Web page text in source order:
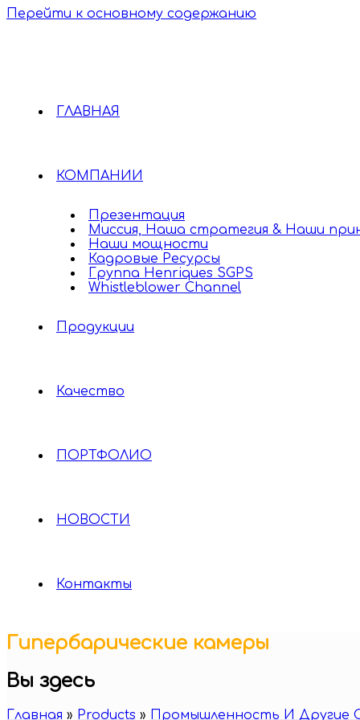
Перейти к основному содержанию
ГЛАВНАЯ
КОМПАНИИ
Презентация
Миссия, Наша стратегия & Наши
Наши мощности
Кадровые Ресурсы
Группа Henriques SGPS
Whistleblower Channel
Продукции
Качество
ПОРТФОЛИО
НОВОСТИ
Контакты
Гипербарические камеры
Вы здесь
Главная » Products » Промышленность И Другие